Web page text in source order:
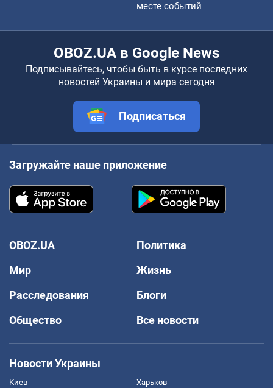
месте событий
OBOZ.UA в Google News
Подписывайтесь, чтобы быть в курсе последних
новостей Украины и мира сегодня
Подписаться
Загружайте наше приложение
OBOZ.UA
Политика
Мир
Жизнь
Расследования
Блоги
Общество
Все новости
Новости Украины
Киев Харьков